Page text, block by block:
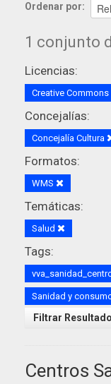
Ordenar por
1 conjunto
Licencias:
Creative
Concejalías:
Concejalía Cultura
Formatos:
WMS
Temáticas:
Salud
Tags:
Sanidad y
Filtrar
Centros